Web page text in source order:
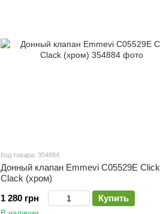
Код товара: 354884
Донный клапан Emmevi C05529E Click
Clack (хром)
1 280 грн
Купить